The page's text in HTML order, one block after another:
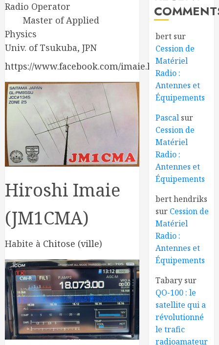
Radio Operator
Master of Applied
Physics
Univ. of Tsukuba, JPN
https://www.facebook.com/imaie.hiroshi/about
Hiroshi Imaie
(JM1CMA)
Habite à Chitose (ville)
bert sur
Cession de
Matériel
Radio :
Antennes et
Équipements
Pascal sur
Cession de
Matériel
Radio :
Antennes et
Équipements
bert hendriks
sur Cession de
Matériel
Radio :
Antennes et
Équipements
Tabary sur
QO-100 : le
satellite qui a
révolutionné
le trafic
radioamateur